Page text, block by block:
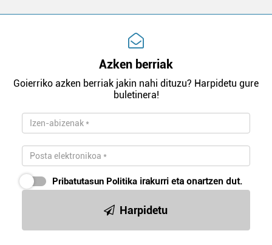
Azken berriak
Goierriko azken berriak jakin nahi dituzu? Harpidetu gure
buletinera!
Pribatutasun Politika irakurri eta onartzen dut.
Harpidetu